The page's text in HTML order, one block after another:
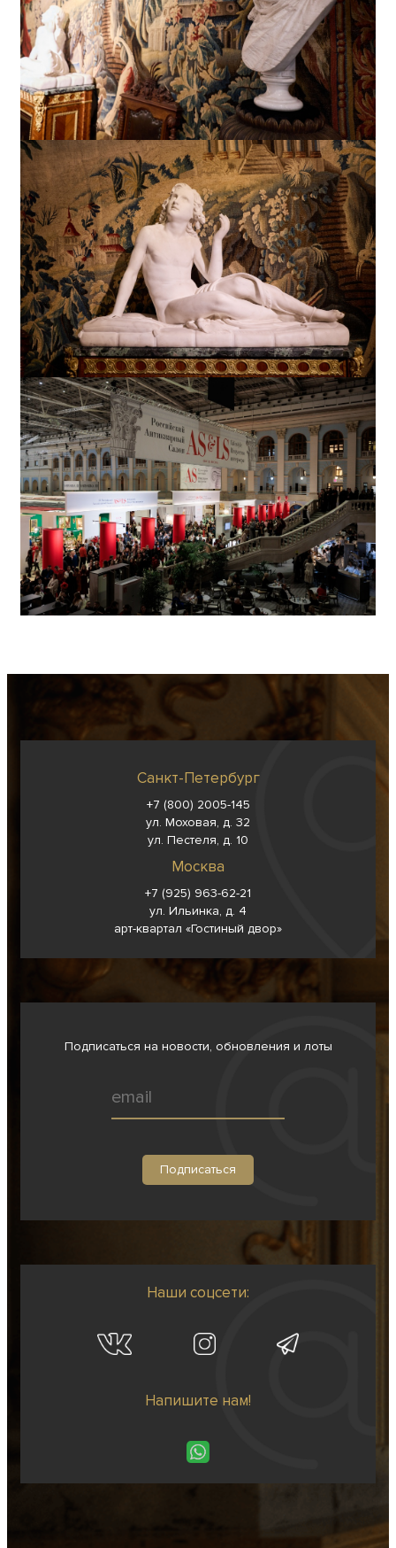
Санкт-Петербург
+7 (800) 2005-145
ул. Моховая, д. 32
ул. Пестеля, д. 10
Москва
+7 (925) 963-62-21
ул. Ильинка, д. 4
арт-квартал «Гостиный двор»
Подписаться на новости, обновления и лоты
Наши соцсети:
Напишите нам!